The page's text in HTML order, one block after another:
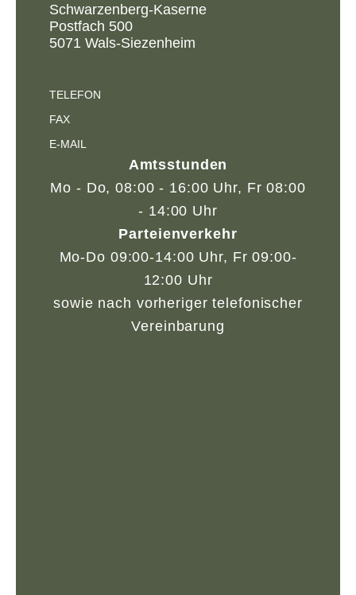
Schwarzenberg-Kaserne
Postfach 500
5071 Wals-Siezenheim
TELEFON
FAX
E-MAIL
Amtsstunden
Mo - Do, 08:00 - 16:00 Uhr, Fr 08:00
- 14:00 Uhr
Parteienverkehr
Mo-Do 09:00-14:00 Uhr, Fr 09:00-
12:00 Uhr
sowie nach vorheriger telefonischer
Vereinbarung